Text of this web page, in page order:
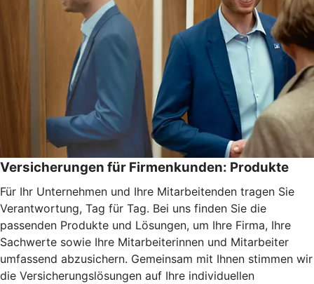
Versicherungen für Firmenkunden: Produkte
Für Ihr Unternehmen und Ihre Mitarbeitenden tragen Sie
Verantwortung, Tag für Tag. Bei uns finden Sie die
passenden Produkte und Lösungen, um Ihre Firma, Ihre
Sachwerte sowie Ihre Mitarbeiterinnen und Mitarbeiter
umfassend abzusichern. Gemeinsam mit Ihnen stimmen wir
die Versicherungslösungen auf Ihre individuellen